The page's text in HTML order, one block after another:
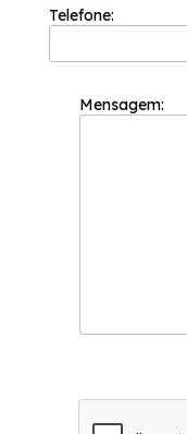
Telefone:
Mensagem: